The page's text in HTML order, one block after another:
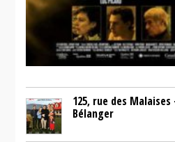
125, rue des
Bélanger